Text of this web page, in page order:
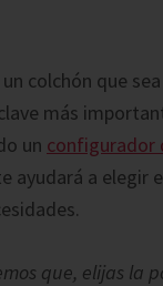
colchón que
más
un configurador
ayudará a elegir
que, elijas la